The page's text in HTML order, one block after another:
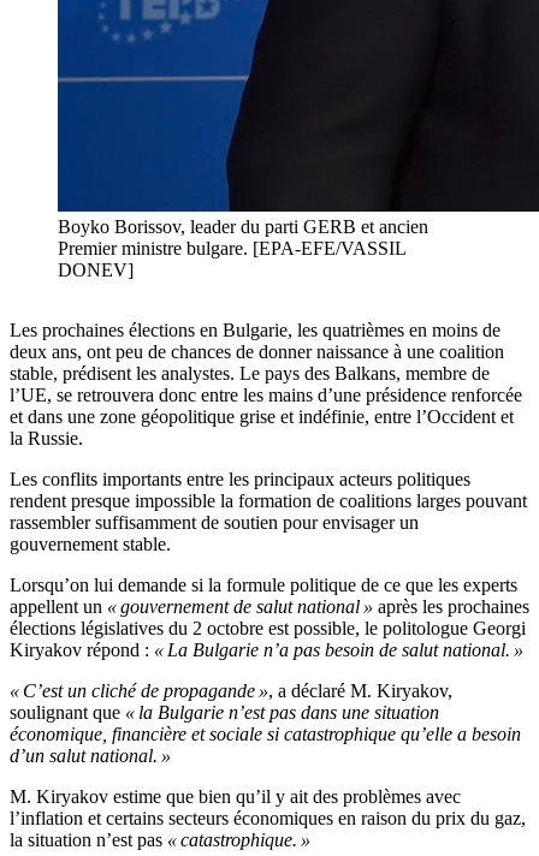
Boyko Borissov, leader du parti GERB et ancien
Premier ministre bulgare. [EPA-EFE/VASSIL
DONEV]
Les prochaines élections en Bulgarie, les quatrièmes en moins de
deux ans, ont peu de chances de donner naissance à une coalition
stable, prédisent les analystes. Le pays des Balkans, membre de
l’UE, se retrouvera donc entre les mains d’une présidence renforcée
et dans une zone géopolitique grise et indéfinie, entre l’Occident et
la Russie.
Les conflits importants entre les principaux acteurs politiques
rendent presque impossible la formation de coalitions larges pouvant
rassembler suffisamment de soutien pour envisager un
gouvernement stable.
Lorsqu’on lui demande si la formule politique de ce que les experts
appellent un « gouvernement de salut national » après les prochaines
élections législatives du 2 octobre est possible, le politologue Georgi
Kiryakov répond : « La Bulgarie n’a pas besoin de salut national. »
« C’est un cliché de propagande », a déclaré M. Kiryakov,
soulignant que « la Bulgarie n’est pas dans une situation
économique, financière et sociale si catastrophique qu’elle a besoin
d’un salut national. »
M. Kiryakov estime que bien qu’il y ait des problèmes avec
l’inflation et certains secteurs économiques en raison du prix du gaz,
la situation n’est pas « catastrophique. »